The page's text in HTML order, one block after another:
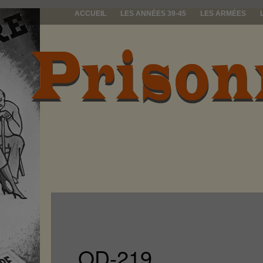
ACCUEIL LES ANNÉES 39-45 LES ARMÉES
prisonniers